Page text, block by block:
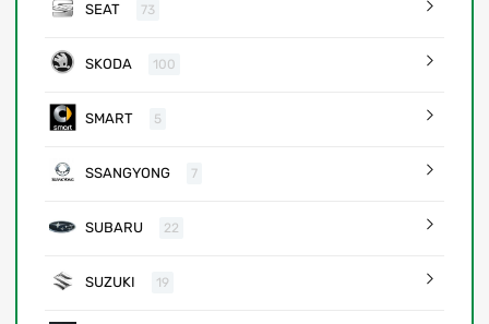
SEAT 73
SKODA 100
SMART 5
SSANGYONG 7
SUBARU 22
SUZUKI 19